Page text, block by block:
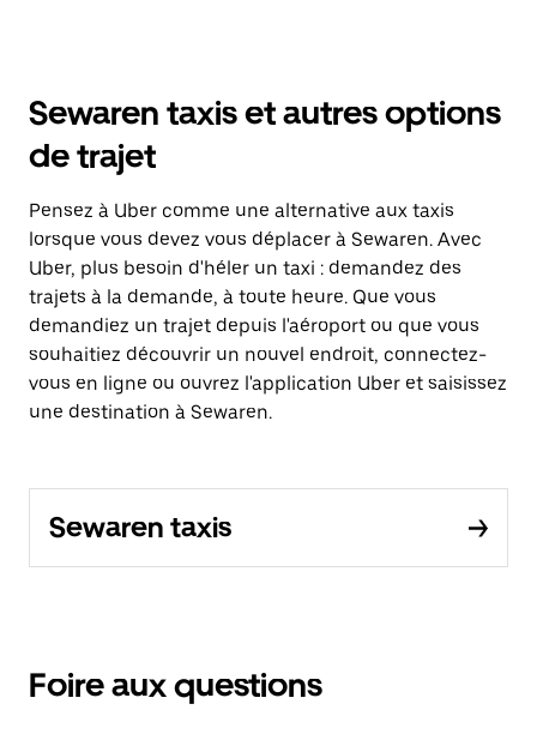
Sewaren taxis et autres options
de trajet
Pensez à Uber comme une alternative aux taxis
lorsque vous devez vous déplacer à Sewaren. Avec
Uber, plus besoin d'héler un taxi : demandez des
trajets à la demande, à toute heure. Que vous
demandiez un trajet depuis l'aéroport ou que vous
souhaitiez découvrir un nouvel endroit, connectez-
vous en ligne ou ouvrez l'application Uber et saisissez
une destination à Sewaren.
Sewaren taxis
Foire aux questions